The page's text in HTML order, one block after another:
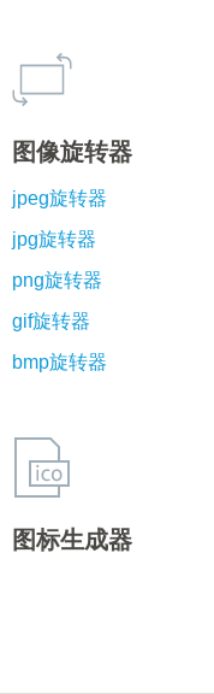
图像旋转器
jpeg旋转器
jpg旋转器
png旋转器
gif旋转器
bmp旋转器
图标生成器